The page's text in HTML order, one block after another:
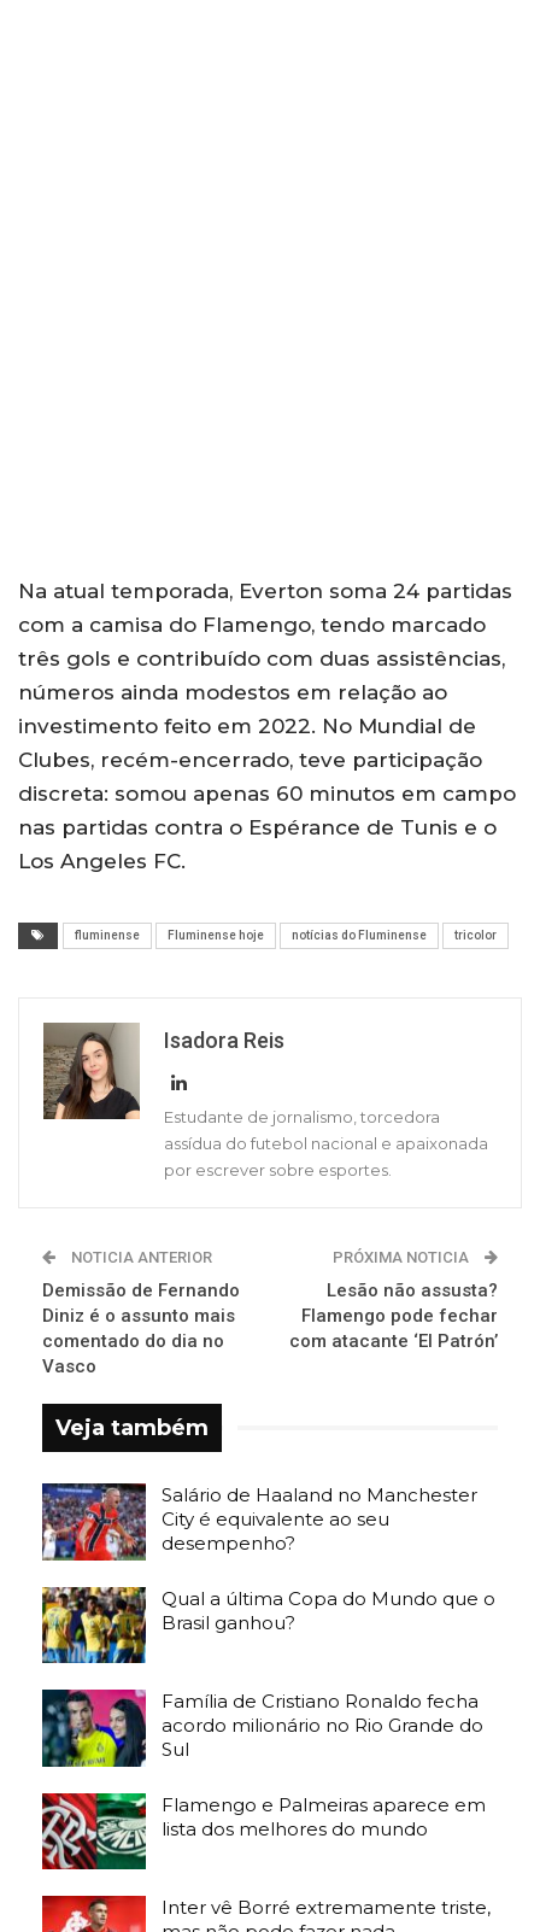
Na atual temporada, Everton soma 24 partidas
com a camisa do Flamengo, tendo marcado
três gols e contribuído com duas assistências,
números ainda modestos em relação ao
investimento feito em 2022. No Mundial de
Clubes, recém-encerrado, teve participação
discreta: somou apenas 60 minutos em campo
nas partidas contra o Espérance de Tunis e o
Los Angeles FC.
fluminense Fluminense hoje notícias do Fluminense tricolor
Isadora Reis
Estudante de jornalismo, torcedora
assídua do futebol nacional e apaixonada
por escrever sobre esportes.
NOTICIA ANTERIOR
Demissão de Fernando
Diniz é o assunto mais
comentado do dia no
Vasco
PRÓXIMA NOTICIA
Lesão não assusta?
Flamengo pode fechar
com atacante ‘El Patrón’
Veja também
Salário de Haaland no Manchester
City é equivalente ao seu
desempenho?
Qual a última Copa do Mundo que o
Brasil ganhou?
Família de Cristiano Ronaldo fecha
acordo milionário no Rio Grande do
Sul
Flamengo e Palmeiras aparece em
lista dos melhores do mundo
Inter vê Borré extremamente triste,